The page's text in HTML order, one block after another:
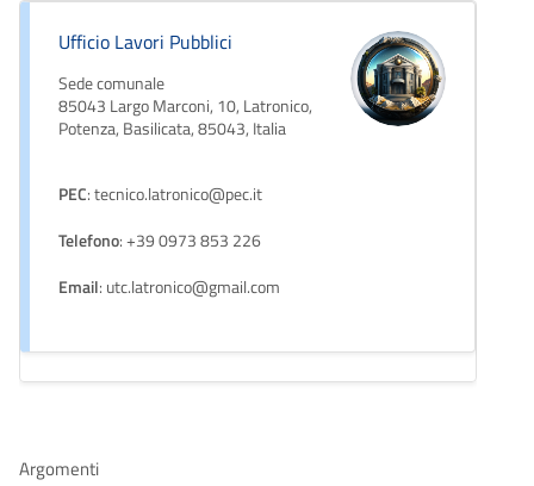
Ufficio Lavori Pubblici
Sede comunale
85043 Largo Marconi, 10, Latronico,
Potenza, Basilicata, 85043, Italia
PEC: tecnico.latronico@pec.it
Telefono: +39 0973 853 226
Email: utc.latronico@gmail.com
Argomenti